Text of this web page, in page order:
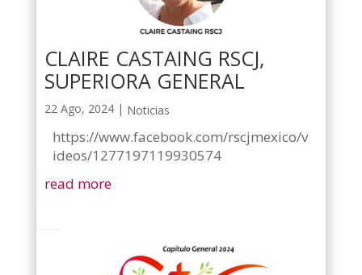
CLAIRE CASTAING RSCJ,
SUPERIORA GENERAL
22 Ago, 2024| Noticias
https://www.facebook.com/rscjmexico/v
ideos/1277197119930574
read more